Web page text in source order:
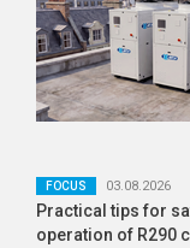
FOCUS 03.08.2026
Practical tips for
operation of R290